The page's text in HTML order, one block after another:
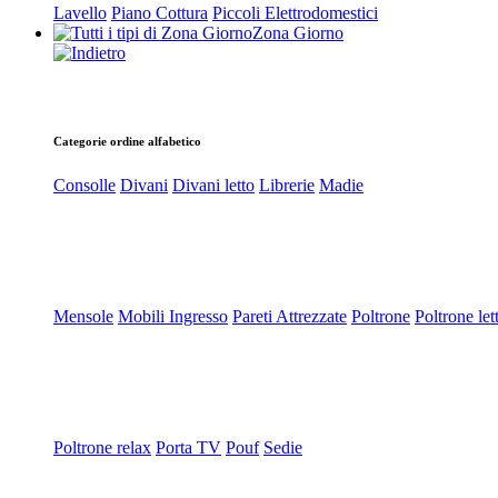
Lavello Piano Cottura Piccoli Elettrodomestici
Zona Giorno
Categorie ordine alfabetico
Consolle Divani Divani letto Librerie Madie
Mensole Mobili Ingresso Pareti Attrezzate Poltrone Poltrone
Poltrone relax Porta TV Pouf Sedie